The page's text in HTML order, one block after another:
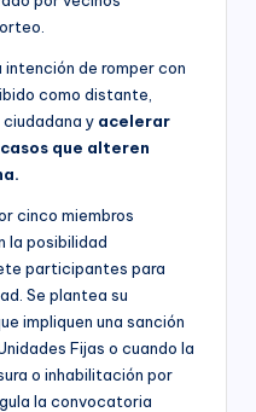
de romper con
como distante,
y acelerar
que alteren
cinco miembros
la posibilidad
participantes para
Se plantea su
impliquen una sanción
Fijas o cuando la
o inhabilitación por
la convocatoria